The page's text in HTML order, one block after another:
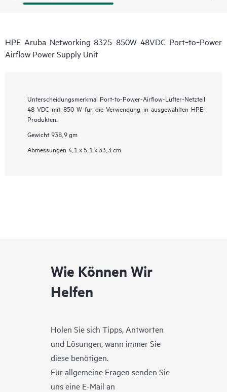
HPE Aruba Networking 8325 850W 48VDC Port‑to‑Power
Airflow Power Supply Unit
Unterscheidungsmerkmal Port-to-Power-Airflow-Lüfter-Netzteil
48 VDC mit 850 W für die Verwendung in ausgewählten HPE-
Produkten.
Gewicht 938,9 gm
Abmessungen 4,1 x 5,1 x 33,3 cm
Wie Können Wir
Helfen
Holen Sie sich Tipps, Antworten
und Lösungen, wann immer Sie
diese benötigen.
Für allgemeine Fragen senden Sie
uns eine E-Mail an